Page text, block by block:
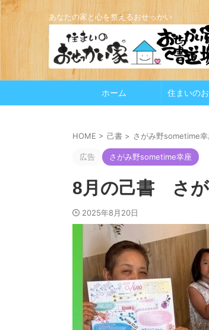
あなたの家と心を整えるおせっかい
ホーム
HOME > 己書 > さがみ野sometime幸
広告 さがみ野sometime幸座
8月の己書 さ
2025年8月20日